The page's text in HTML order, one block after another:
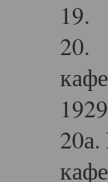
19.
20.